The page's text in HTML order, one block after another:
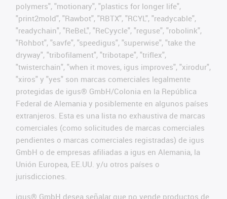
polymers", "motionary", "plastics for longer life",
"print2mold", "Rawbot", "RBTX", "RCYL", "readycable",
"readychain", "ReBeL", "ReCyycle", "reguse", "robolink",
"Rohbot", "savfe", "speedigus", "superwise", "take the
dryway", "tribofilament", "tribotape", "triflex",
"twisterchain", "when it moves, igus improves", "xirodur",
"xiros" y "yes" son marcas comerciales legalmente
protegidas de igus® GmbH/Colonia en la República
Federal de Alemania y posiblemente en algunos países
extranjeros. Esta es una lista no exhaustiva de marcas
comerciales (como solicitudes de marcas comerciales
pendientes o marcas comerciales registradas) de igus
GmbH o de empresas afiliadas a igus en Alemania, la
Unión Europea, EE.UU. y/u otros países o
jurisdicciones.
igus® GmbH desea señalar que no vende productos de